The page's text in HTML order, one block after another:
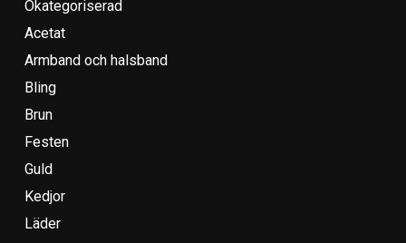
Okategoriserad
Acetat
Armband och halsband
Bling
Brun
Festen
Guld
Kedjor
Läder